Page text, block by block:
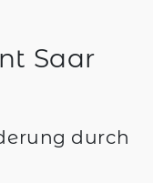
Saar
durch